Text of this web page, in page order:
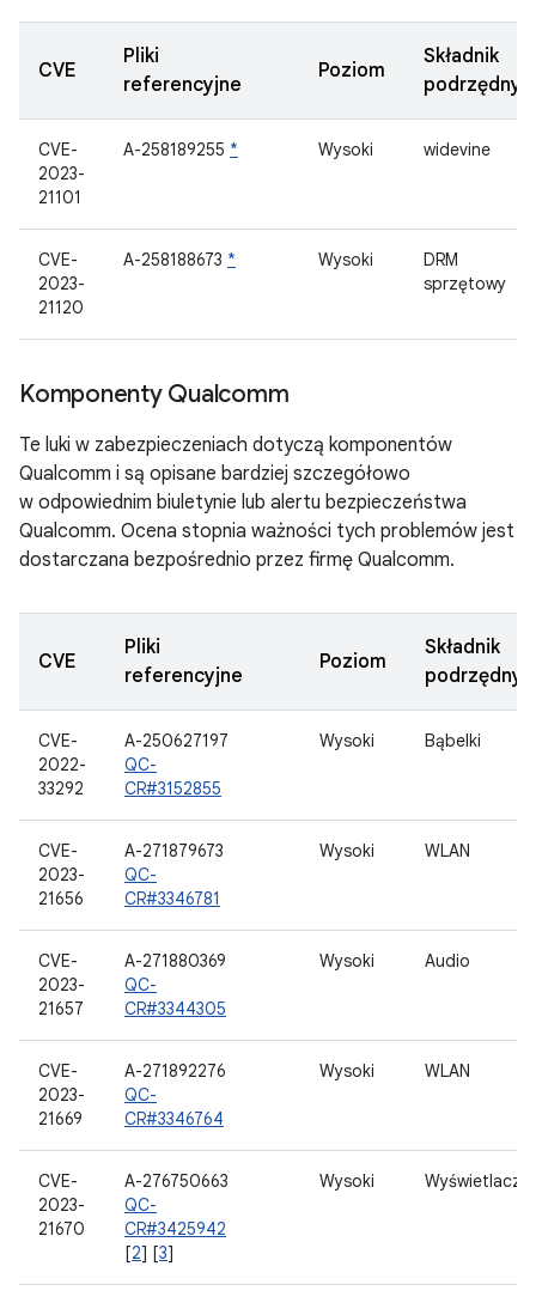
CVE
Pliki
referencyjne
Poziom
Składnik
podrzędny
CVE-
2023-
21101
A-258189255 * Wysoki widevine
CVE-
2023-
21120
A-258188673 * Wysoki
DRM
sprzętowy
Komponenty Qualcomm
Te luki w zabezpieczeniach dotyczą komponentów
Qualcomm i są opisane bardziej szczegółowo
w odpowiednim biuletynie lub alertu bezpieczeństwa
Qualcomm. Ocena stopnia ważności tych problemów jest
dostarczana bezpośrednio przez firmę Qualcomm.
CVE
Pliki
referencyjne
Poziom
Składnik
podrzędny
CVE-
2022-
33292
A-250627197
QC-
CR#3152855
Wysoki Bąbelki
CVE-
2023-
21656
A-271879673
QC-
CR#3346781
Wysoki WLAN
CVE-
2023-
21657
A-271880369
QC-
CR#3344305
Wysoki Audio
CVE-
2023-
21669
A-271892276
QC-
CR#3346764
Wysoki WLAN
CVE-
2023-
21670
A-276750663
QC-
CR#3425942
[2] [3]
Wysoki Wyświetlacz